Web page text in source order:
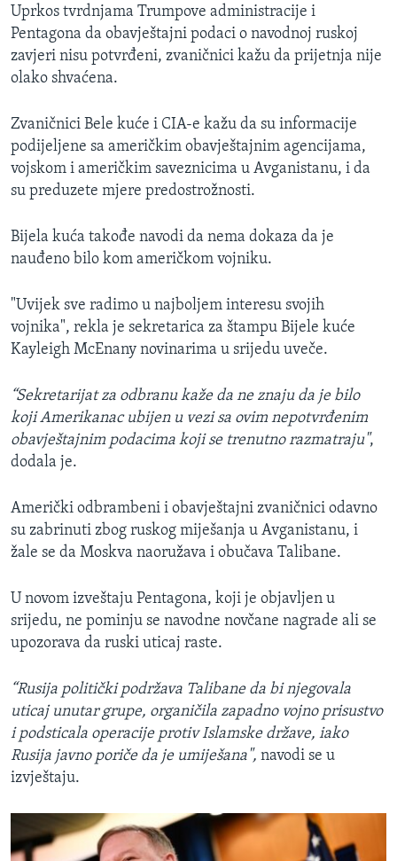
Uprkos tvrdnjama Trumpove administracije i
Pentagona da obavještajni podaci o navodnoj ruskoj
zavjeri nisu potvrđeni, zvaničnici kažu da prijetnja nije
olako shvaćena.
Zvaničnici Bele kuće i CIA-e kažu da su informacije
podijeljene sa američkim obavještajnim agencijama,
vojskom i američkim saveznicima u Avganistanu, i da
su preduzete mjere predostrožnosti.
Bijela kuća takođe navodi da nema dokaza da je
nauđeno bilo kom američkom vojniku.
"Uvijek sve radimo u najboljem interesu svojih
vojnika", rekla je sekretarica za štampu Bijele kuće
Kayleigh McEnany​ novinarima u srijedu uveče.
“Sekretarijat za odbranu kaže da ne znaju da je bilo
koji Amerikanac ubijen u vezi sa ovim nepotvrđenim
obavještajnim podacima koji se trenutno razmatraju",
dodala je.
Američki odbrambeni i obavještajni zvaničnici odavno
su zabrinuti zbog ruskog miješanja u Avganistanu, i
žale se da Moskva naoružava i obučava Talibane.
U novom izveštaju Pentagona, koji je objavljen u
srijedu, ne pominju se navodne novčane nagrade ali se
upozorava da ruski uticaj raste.
“Rusija politički podržava Talibane da bi njegovala
uticaj unutar grupe, organičila zapadno vojno prisustvo
i podsticala operacije protiv Islamske države, iako
Rusija javno poriče da je umiješana", navodi se u
izvještaju.